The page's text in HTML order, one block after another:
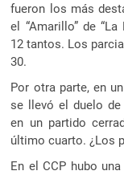
fueron los más
el “Amarillo” de
12 tantos. Los
30.
Por otra parte, en
se llevó el duelo de
en un partido
último cuarto. ¿Los
En el CCP hubo